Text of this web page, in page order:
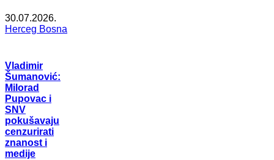
30.07.2026.
Herceg Bosna
Vladimir
Šumanović:
Milorad
Pupovac i
SNV
pokušavaju
cenzurirati
znanost i
medije